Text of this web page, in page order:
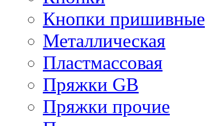
Кнопки пришивные
Металлическая
Пластмассовая
Пряжки GB
Пряжки прочие